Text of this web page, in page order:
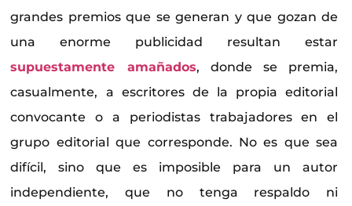
grandes premios que se generan y que gozan de
una enorme publicidad resultan estar
supuestamente amañados, donde se premia,
casualmente, a escritores de la propia editorial
convocante o a periodistas trabajadores en el
grupo editorial que corresponde. No es que sea
difícil, sino que es imposible para un autor
independiente, que no tenga respaldo ni